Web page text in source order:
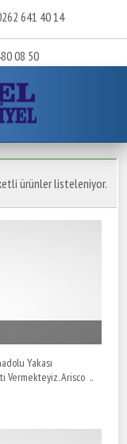
641 40 14
08 50
ürünler listeleniyor.
Yakası
Vermekteyiz. Arisco ..